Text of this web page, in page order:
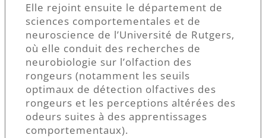
Elle rejoint ensuite le département de
sciences comportementales et de
neuroscience de l’Université de Rutgers,
où elle conduit des recherches de
neurobiologie sur l’olfaction des
rongeurs (notamment les seuils
optimaux de détection olfactives des
rongeurs et les perceptions altérées des
odeurs suites à des apprentissages
comportementaux).